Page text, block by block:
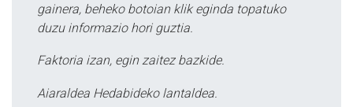
gainera, beheko botoian klik eginda topatuko
duzu informazio hori guztia.
Faktoria izan, egin zaitez bazkide.
Aiaraldea Hedabideko lantaldea.